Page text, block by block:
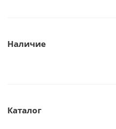
Наличие
Каталог